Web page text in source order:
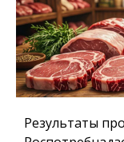
Результаты